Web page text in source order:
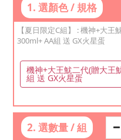
1. 選顏色 / 規格
【夏日限定C組】 : 機神+大王
300ml+ AA組 送 GX火星蛋
機神+大王魷二代(贈大王
組 送 GX火星蛋
2. 選數量 / 組